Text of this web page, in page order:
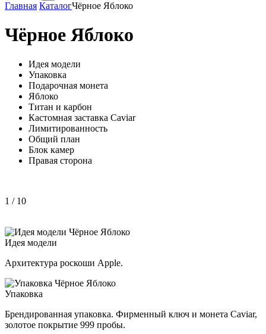
Главная КаталогЧёрное Яблоко
Чёрное Яблоко
Идея модели
Упаковка
Подарочная монета
Яблоко
Титан и карбон
Кастомная заставка Caviar
Лимитированность
Общий план
Блок камер
Правая сторона
1 / 10
Идея модели
Архитектура роскоши Apple.
Упаковка
Брендированная упаковка. Фирменный ключ и монета Caviar,
золотое покрытие 999 пробы.